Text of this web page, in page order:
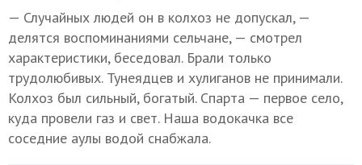
— Случайных людей он в колхоз не допускал, —
делятся воспоминаниями сельчане, — смотрел
характеристики, беседовал. Брали только
трудолюбивых. Тунеядцев и хулиганов не принимали.
Колхоз был сильный, богатый. Спарта — первое село,
куда провели газ и свет. Наша водокачка все
соседние аулы водой снабжала.